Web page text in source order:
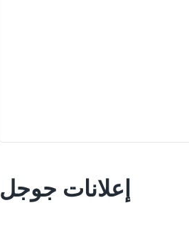
إعلانات جوجل